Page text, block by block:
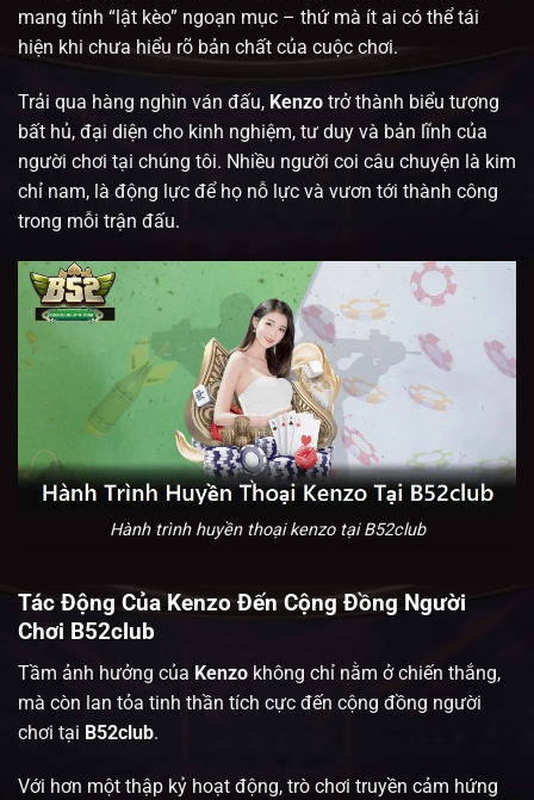
mang tính “lật kèo” ngoạn mục – thứ mà ít ai có thể tái
hiện khi chưa hiểu rõ bản chất của cuộc chơi.
Trải qua hàng nghìn ván đấu, Kenzo trở thành biểu tượng
bất hủ, đại diện cho kinh nghiệm, tư duy và bản lĩnh của
người chơi tại chúng tôi. Nhiều người coi câu chuyện là kim
chỉ nam, là động lực để họ nỗ lực và vươn tới thành công
trong mỗi trận đấu.
Hành trình huyền thoại kenzo tại B52club
Tác Động Của Kenzo Đến Cộng Đồng Người
Chơi B52club
Tầm ảnh hưởng của Kenzo không chỉ nằm ở chiến thắng,
mà còn lan tỏa tinh thần tích cực đến cộng đồng người
chơi tại B52club.
Với hơn một thập kỷ hoạt động, trò chơi truyền cảm hứng